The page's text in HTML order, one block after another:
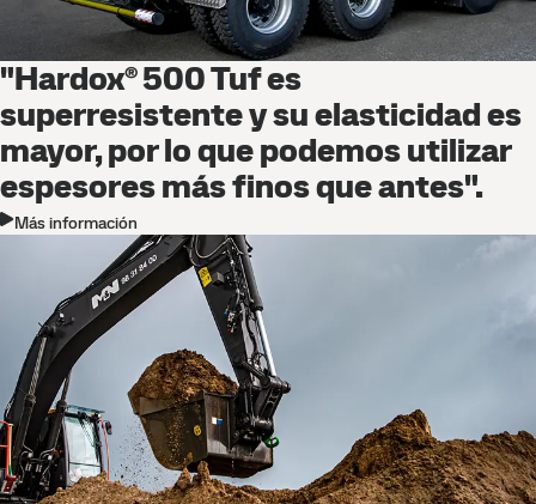
"Hardox® 500 Tuf es
superresistente y su elasticidad es
mayor, por lo que podemos utilizar
espesores más finos que antes".
Más información